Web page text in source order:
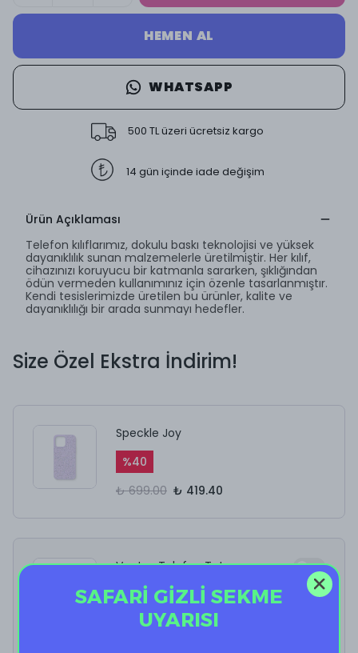
HEMEN AL
WHATSAPP
500 TL üzeri ücretsiz kargo
14 gün içinde iade değişim
Ürün Açıklaması
Telefon kılıflarımız, dokulu baskı teknolojisi ve yüksek
dayanıklılık sunan malzemelerle üretilmiştir. Her kılıf,
cihazınızı koruyucu bir katmanla sararken, şıklığından
ödün vermeden kullanımınız için özenle tasarlanmıştır.
Kendi tesislerimizde üretilen bu ürünler, kalite ve
dayanıklılığı bir arada sunmayı hedefler.
Size Özel Ekstra İndirim!
Speckle Joy
%40
₺ 699.00 ₺ 419.40
Vantuz Telefon Tutucu
% 60
₺ 198.00 ₺ 79.20
SAFARİ GİZLİ SEKME
UYARISI